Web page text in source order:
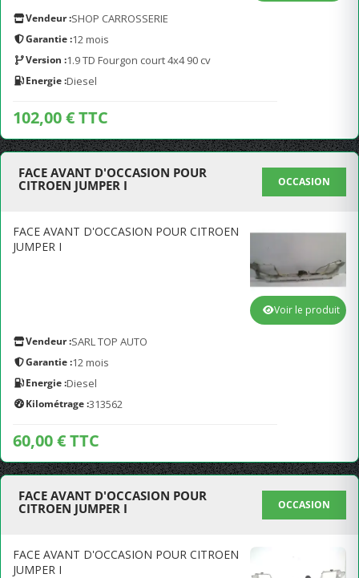
Vendeur :SHOP CARROSSERIE
Garantie :12 mois
Version :1.9 TD Fourgon court 4x4 90 cv
Energie :Diesel
102,00 € TTC
FACE AVANT D'OCCASION POUR
CITROEN JUMPER I
OCCASION
FACE AVANT D'OCCASION POUR CITROEN
JUMPER I
Vendeur :SARL TOP AUTO
Garantie :12 mois
Energie :Diesel
Kilométrage :313562
60,00 € TTC
Voir le produit
FACE AVANT D'OCCASION POUR
CITROEN JUMPER I
OCCASION
FACE AVANT D'OCCASION POUR CITROEN
JUMPER I